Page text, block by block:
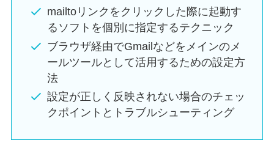
mailtoリンクをクリックした際に起動す
るソフトを個別に指定するテクニック
ブラウザ経由でGmailなどをメインのメ
ールツールとして活用するための設定方
法
設定が正しく反映されない場合のチェッ
クポイントとトラブルシューティング